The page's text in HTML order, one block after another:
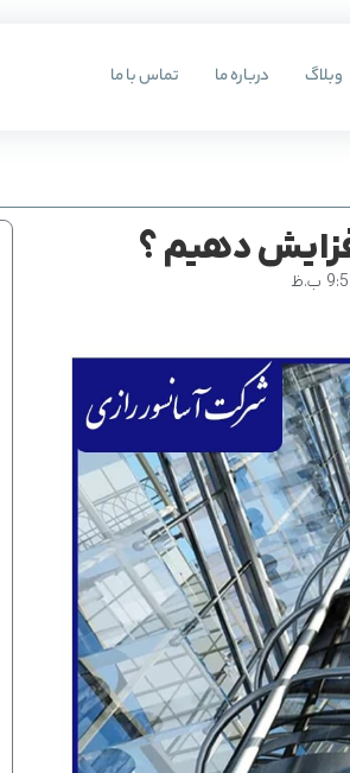
وبلاگ درباره ما تماس با ما
دهیم ؟
ب.ظ